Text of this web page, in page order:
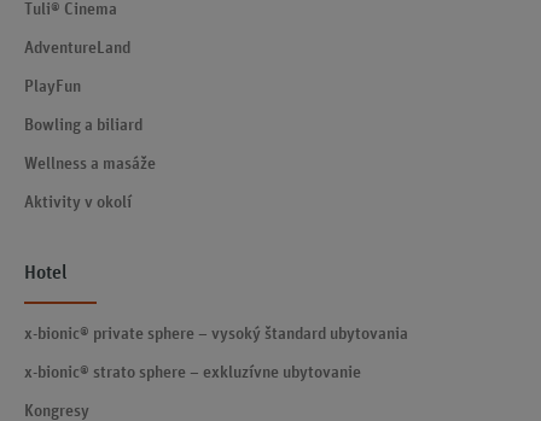
Tuli® Cinema
AdventureLand
PlayFun
Bowling a biliard
Wellness a masáže
Aktivity v okolí
Hotel
x-bionic® private sphere – vysoký štandard ubytovania
x-bionic® strato sphere – exkluzívne ubytovanie
Kongresy